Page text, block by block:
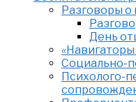
Разговоры
День
«Навигаторы
Социально-
Психолого-